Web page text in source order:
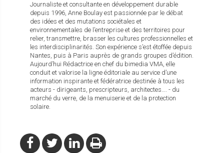
Journaliste et consultante en développement durable
depuis 1996, Anne Boulay est passionnée par le débat
des idées et des mutations sociétales et
environnementales de l’entreprise et des territoires pour
relier, transmettre, brasser les cultures professionnelles et
les interdisciplinarités. Son expérience s’est étoffée depuis
Nantes, puis à Paris auprès de grands groupes d’édition.
Aujourd’hui Rédactrice en chef du bimedia VMA, elle
conduit et valorise la ligne éditoriale au service d’une
information inspirante et fédératrice destinée à tous les
acteurs - dirigeants, prescripteurs, architectes…. - du
marché du verre, de la menuiserie et de la protection
solaire.